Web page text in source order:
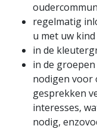
regelmatig
u met uw
in de
in de
nodigen voor
gesprekken
interesses,
nodig,